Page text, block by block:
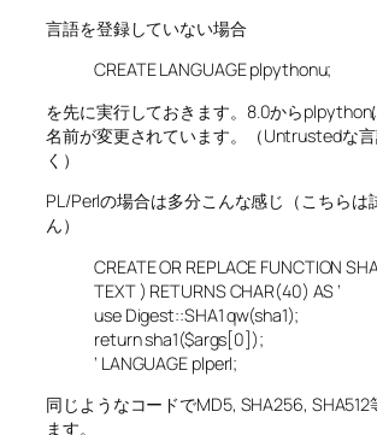
言語を登録していない場合
CREATE LANGUAGE plpythonu;
を先に実行しておきます。8.0から
名前が変更されています。（Untrustedな
く）
PL/Perlの場合は多分こんな感じ（こちらは
ん）
CREATE OR REPLACE FUNCTION
TEXT ) RETURNS CHAR(40) AS ‘
use Digest::SHA1 qw(sha1);
return sha1($args[0]);
‘ LANGUAGE plperl;
同じようなコードでMD5, SHA256,
ます。